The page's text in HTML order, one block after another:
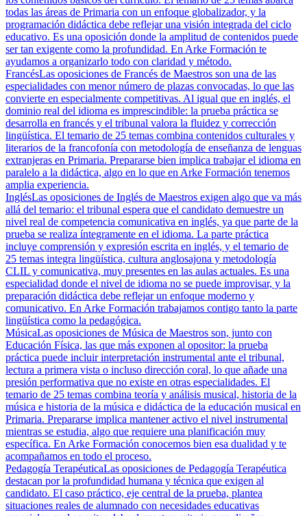
todas las áreas de Primaria con un enfoque globalizador, y la
programación didáctica debe reflejar una visión integrada del ciclo
educativo. Es una oposición donde la amplitud de contenidos puede
ser tan exigente como la profundidad. En Arke Formación te
ayudamos a organizarlo todo con claridad y método.
FrancésLas oposiciones de Francés de Maestros son una de las
especialidades con menor número de plazas convocadas, lo que las
convierte en especialmente competitivas. Al igual que en inglés, el
dominio real del idioma es imprescindible: la prueba práctica se
desarrolla en francés y el tribunal valora la fluidez y corrección
lingüística. El temario de 25 temas combina contenidos culturales y
literarios de la francofonía con metodología de enseñanza de lenguas
extranjeras en Primaria. Prepararse bien implica trabajar el idioma en
paralelo a la didáctica, algo en lo que en Arke Formación tenemos
amplia experiencia.
InglésLas oposiciones de Inglés de Maestros exigen algo que va más
allá del temario: el tribunal espera que el candidato demuestre un
nivel real de competencia comunicativa en inglés, ya que parte de la
prueba se realiza íntegramente en el idioma. La parte práctica
incluye comprensión y expresión escrita en inglés, y el temario de
25 temas integra lingüística, cultura anglosajona y metodología
CLIL y comunicativa, muy presentes en las aulas actuales. Es una
especialidad donde el nivel de idioma no se puede improvisar, y la
preparación didáctica debe reflejar un enfoque moderno y
comunicativo. En Arke Formación trabajamos contigo tanto la parte
lingüística como la pedagógica.
MúsicaLas oposiciones de Música de Maestros son, junto con
Educación Física, las que más exponen al opositor: la prueba
práctica puede incluir interpretación instrumental ante el tribunal,
lectura a primera vista o incluso dirección coral, lo que añade una
presión performativa que no existe en otras especialidades. El
temario de 25 temas combina teoría y análisis musical, historia de la
música e historia de la música e didáctica de la educación musical en
Primaria. Prepararse implica mantener activo el nivel instrumental
mientras se estudia, algo que requiere una planificación muy
específica. En Arke Formación conocemos bien esa dualidad y te
acompañamos en todo el proceso.
Pedagogía TerapéuticaLas oposiciones de Pedagogía Terapéutica
destacan por la profundidad humana y técnica que exigen al
candidato. El caso práctico, eje central de la prueba, plantea
situaciones reales de alumnado con necesidades educativas